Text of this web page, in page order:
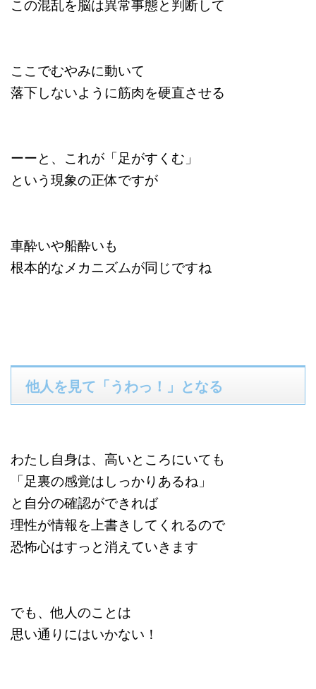
この混乱を脳は異常事態と判断して
ここでむやみに動いて
落下しないように筋肉を硬直させる
ーーと、これが「足がすくむ」
という現象の正体ですが
車酔いや船酔いも
根本的なメカニズムが同じですね
他人を見て「うわっ！」となる
わたし自身は、高いところにいても
「足裏の感覚はしっかりあるね」
と自分の確認ができれば
理性が情報を上書きしてくれるので
恐怖心はすっと消えていきます
でも、他人のことは
思い通りにはいかない！